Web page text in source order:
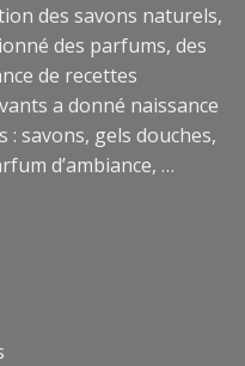
des savons naturels,
des parfums, des
de recettes
a donné naissance
savons, gels douches,
d’ambiance, …